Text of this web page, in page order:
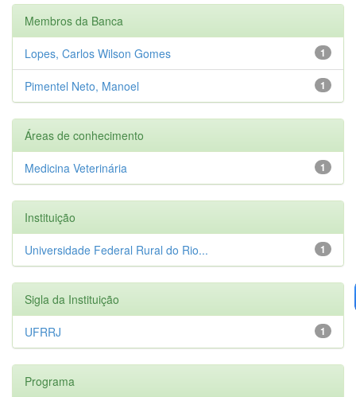
Membros da Banca
1
Lopes, Carlos Wilson Gomes
1
Pimentel Neto, Manoel
Áreas de conhecimento
1
Medicina Veterinária
Instituição
1
Universidade Federal Rural do Rio...
Sigla da Instituição
1
UFRRJ
Programa